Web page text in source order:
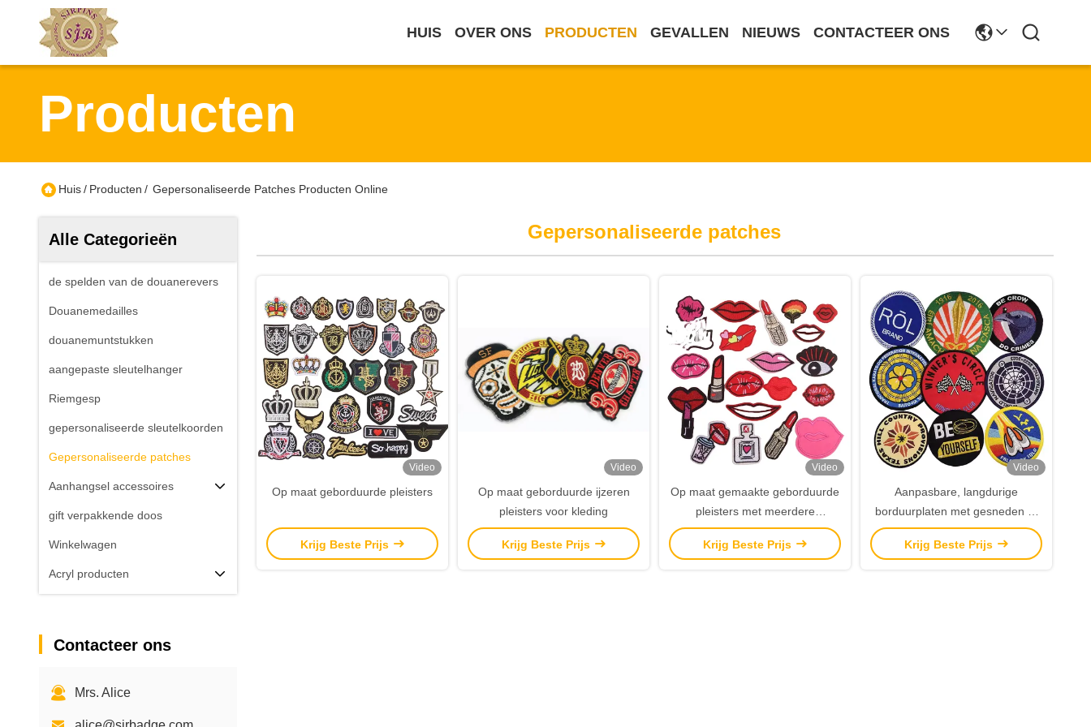
HUIS OVER ONS PRODUCTEN GEVALLEN NIEUWS CONTACTEER ONS
Producten
Huis/ Producten / Gepersonaliseerde Patches Producten Online
Alle Categorieën
de spelden van de douanerevers
Douanemedailles
douanemuntstukken
aangepaste sleutelhanger
Riemgesp
gepersonaliseerde sleutelkoorden
Gepersonaliseerde patches
Aanhangsel accessoires
gift verpakkende doos
Winkelwagen
Acryl producten
Contacteer ons
Mrs. Alice
Gepersonaliseerde patches
Video
Op maat geborduurde pleisters
Krijg Beste Prijs
Video
Op maat geborduurde ijzeren
pleisters voor kleding
Krijg Beste Prijs
Video
Op maat gemaakte geborduurde
pleisters met meerdere
aanhangsels voor evenementen
souvenirs en promotionele
Krijg Beste Prijs
Video
Aanpasbare, langdurige
borduurplaten met gesneden of
met laser gesneden randen voor
kleding en cadeautjes
Krijg Beste Prijs